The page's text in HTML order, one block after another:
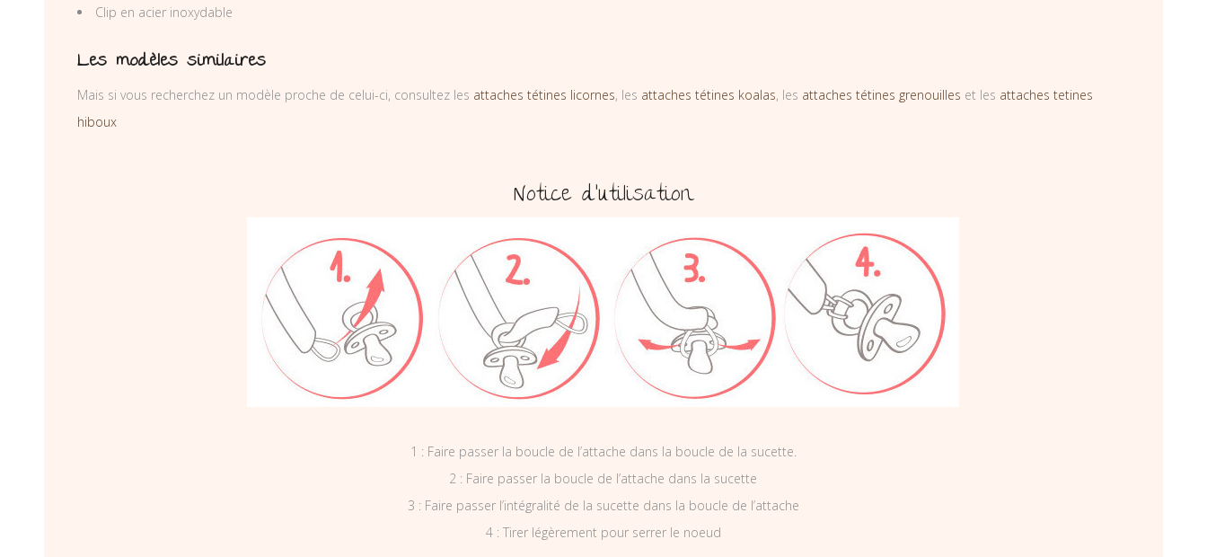
Clip en acier inoxydable
Les modèles similaires
Mais si vous recherchez un modèle proche de celui-ci, consultez les attaches tétines licornes, les attaches tétines koalas, les attaches tétines grenouilles et les attaches tetines
hiboux
Notice d’utilisation
1 : Faire passer la boucle de l’attache dans la boucle de la sucette.
2 : Faire passer la boucle de l’attache dans la sucette
3 : Faire passer l’intégralité de la sucette dans la boucle de l’attache
4 : Tirer légèrement pour serrer le noeud